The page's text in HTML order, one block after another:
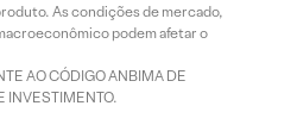
As condições de mercado,
podem afetar o
AO CÓDIGO ANBIMA DE
INVESTIMENTO.